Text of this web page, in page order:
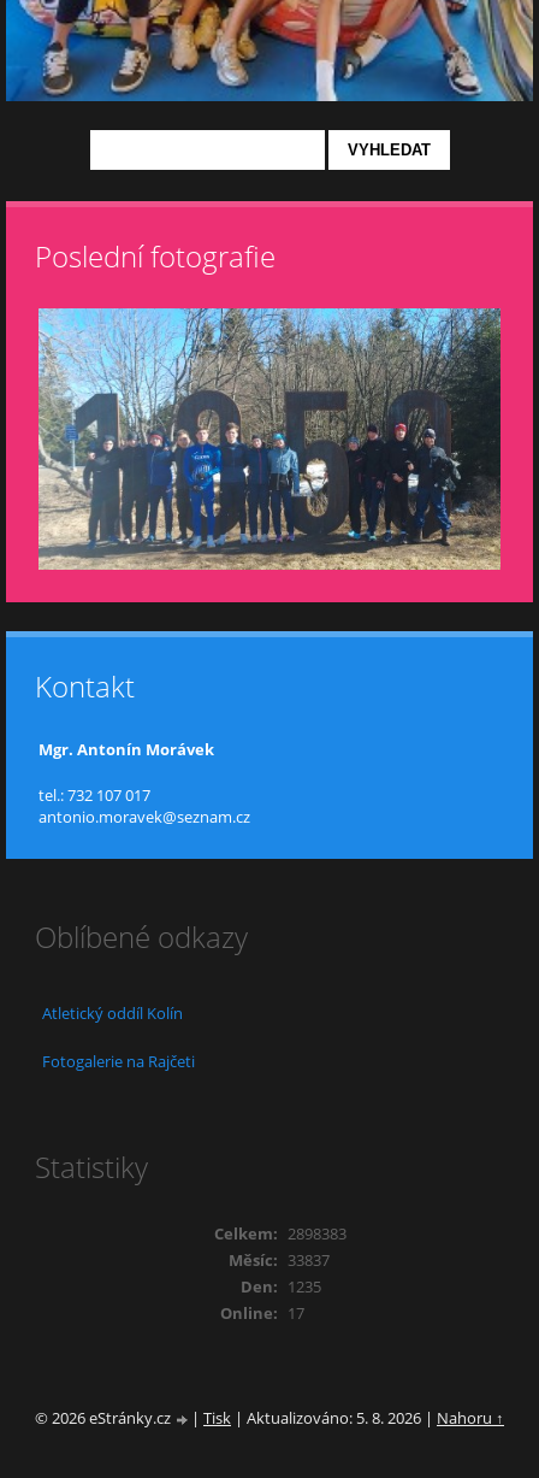
Poslední fotografie
Kontakt
Mgr. Antonín Morávek
tel.: 732 107 017
antonio.moravek@seznam.cz
Oblíbené odkazy
Atletický oddíl Kolín
Fotogalerie na Rajčeti
Statistiky
Online: 17
Celkem: 2898383
Měsíc: 33837
Den: 1235
© 2026 eStránky.cz | Tisk | Aktualizováno: 5. 8. 2026 | Nahoru ↑